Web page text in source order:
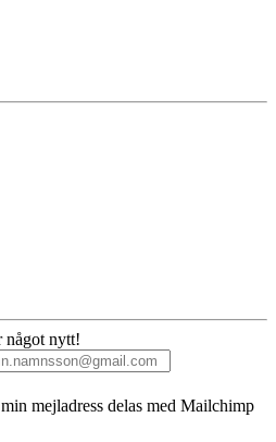
något nytt!
mejladress delas med Mailchimp